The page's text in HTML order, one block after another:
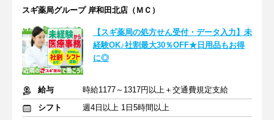
スギ薬局グループ 岸和田北店（ＭＣ）
【スギ薬局の処方せん受付・データ入力】未
経験OK♪社割最大30％OFF★日用品もお得
に◎
給与
時給1177～1317円以上＋交通費規定支給
シフト
週4日以上 1日5時間以上